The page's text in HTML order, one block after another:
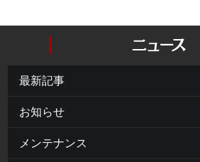
最新記事
お知らせ
メンテナンス